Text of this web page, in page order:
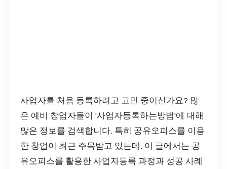
사업자를 처음 등록하려고 고민 중이신가요? 많
은 예비 창업자들이 '사업자등록하는방법'에 대해
많은 정보를 검색합니다. 특히 공유오피스를 이용
한 창업이 최근 주목받고 있는데, 이 글에서는 공
유오피스를 활용한 사업자등록 과정과 성공 사례